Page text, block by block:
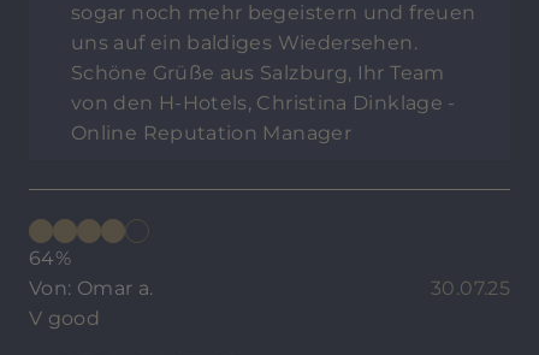
sogar noch mehr begeistern und freuen
uns auf ein baldiges Wiedersehen.
Schöne Grüße aus Salzburg, Ihr Team
von den H-Hotels, Christina Dinklage -
Online Reputation Manager
64%
Von: Omar a.
30.07.25
V good